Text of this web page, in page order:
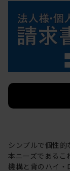
シンプルで個性
本ニーズであるこ
機構と背のハイ